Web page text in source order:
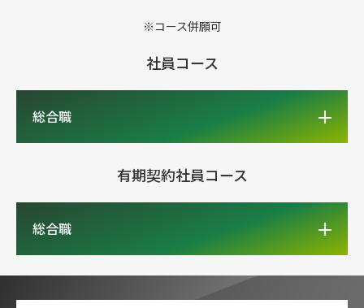
※コース併願可
社員コース
総合職
有期契約社員コース
総合職